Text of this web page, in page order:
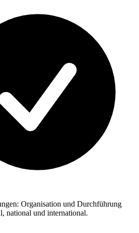
Organisation und Durchführung
national und international.